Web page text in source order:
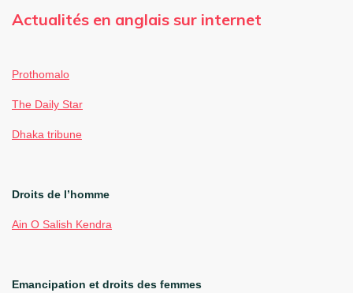
Actualités en anglais sur internet
Prothomalo
The Daily Star
Dhaka tribune
Droits de l’homme
Ain O Salish Kendra
Emancipation et droits des femmes